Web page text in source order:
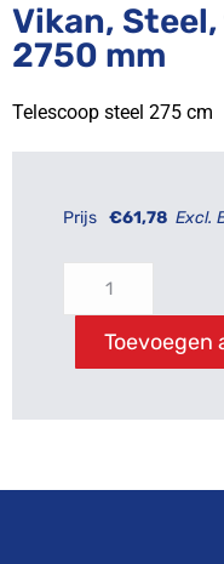
Vikan,
2750 mm
Telescoop steel 275 cm
Prijs €61,78 Excl.
Toevoegen